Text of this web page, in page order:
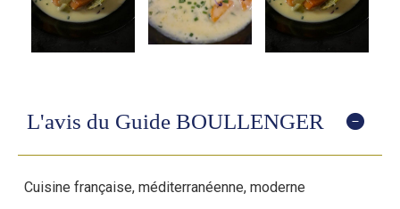
L'avis du Guide BOULLENGER
Cuisine française, méditerranéenne, moderne